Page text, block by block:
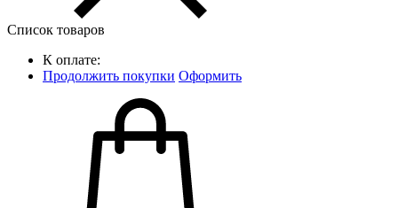
Список товаров
К оплате:
Продолжить покупки Оформить